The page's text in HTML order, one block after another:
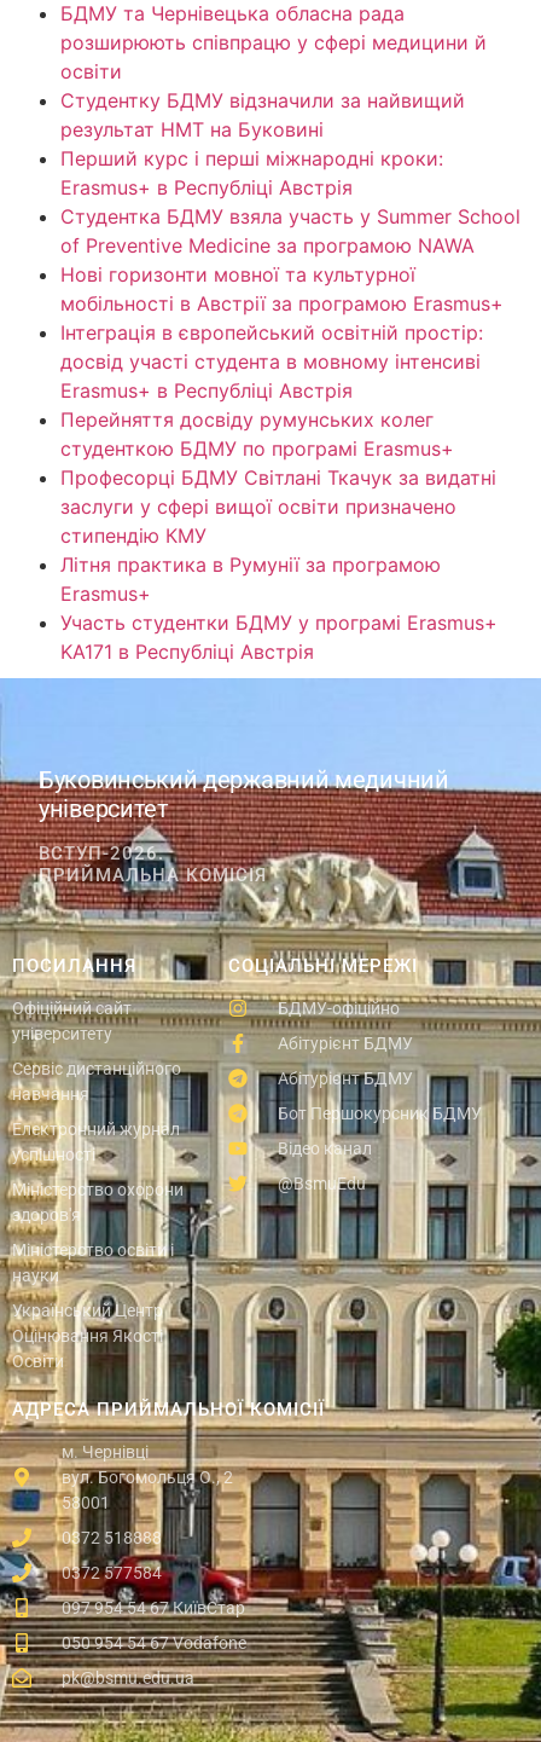
БДМУ та Чернівецька обласна рада
розширюють співпрацю у сфері медицини й
освіти
Студентку БДМУ відзначили за найвищий
результат НМТ на Буковині
Перший курс і перші міжнародні кроки:
Erasmus+ в Республіці Австрія
Студентка БДМУ взяла участь у Summer School
of Preventive Medicine за програмою NAWA
Нові горизонти мовної та культурної
мобільності в Австрії за програмою Erasmus+
Інтеграція в європейський освітній простір:
досвід участі студента в мовному інтенсиві
Erasmus+ в Республіці Австрія
Перейняття досвіду румунських колег
студенткою БДМУ по програмі Erasmus+
Професорці БДМУ Світлані Ткачук за видатні
заслуги у сфері вищої освіти призначено
стипендію КМУ
Літня практика в Румунії за програмою
Erasmus+
Участь студентки БДМУ у програмі Erasmus+
KA171 в Республіці Австрія
АДРЕСА ПРИЙМАЛЬНОЇ КОМІСІЇ
м. Чернівці
вул. Богомольця О., 2
58001
0372 518888
0372 577584
097 954 54 67 КиївСтар
050 954 54 67 Vodafone
pk@bsmu.edu.ua
СОЦІАЛЬНІ МЕРЕЖІ
БДМУ-офіційно
Абітурієнт БДМУ
Абітурієнт БДМУ
Бот Першокурсник БДМУ
Відео канал
@BsmuEdu
ПОСИЛАННЯ
Офіційний сайт
університету
Сервіс дистанційного
навчання
Електронний журнал
успішності
Міністерство охорони
здоров'я
Міністерство освіти і
науки
Український Центр
Оцінювання Якості
Освіти
Буковинський державний медичний
університет
ВСТУП-2026.
ПРИЙМАЛЬНА КОМІСІЯ